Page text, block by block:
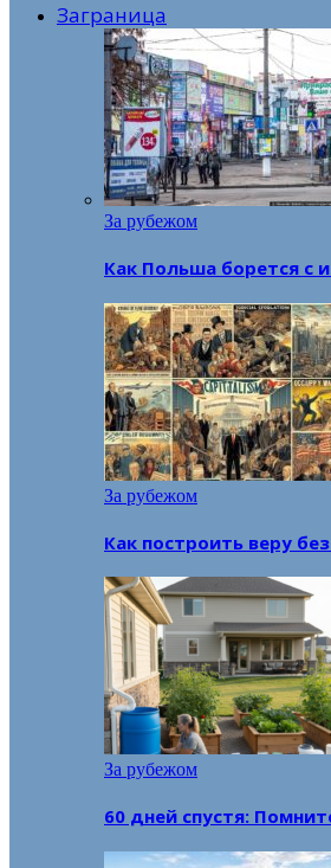
Заграница
За рубежом
Как Польша борется с
За рубежом
Как построить веру
За рубежом
60 дней спустя: